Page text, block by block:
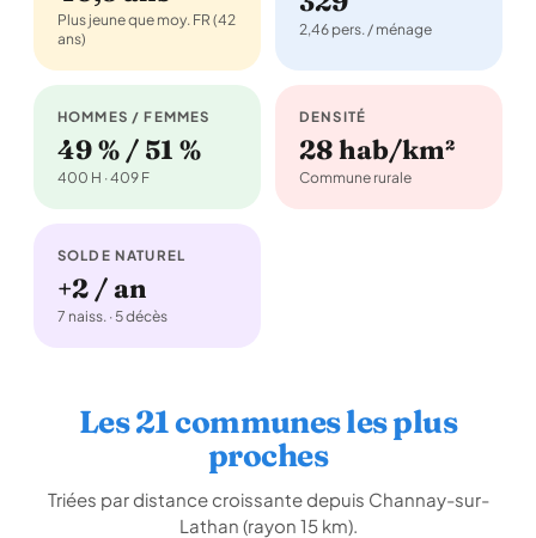
Plus jeune que moy. FR (42
ans)
2,46 pers. / ménage
HOMMES / FEMMES
49 % / 51 %
400 H · 409 F
DENSITÉ
28 hab/km²
Commune rurale
SOLDE NATUREL
+2 / an
7 naiss. · 5 décès
Les 21 communes les plus
proches
Triées par distance croissante depuis Channay-sur-
Lathan (rayon 15 km).